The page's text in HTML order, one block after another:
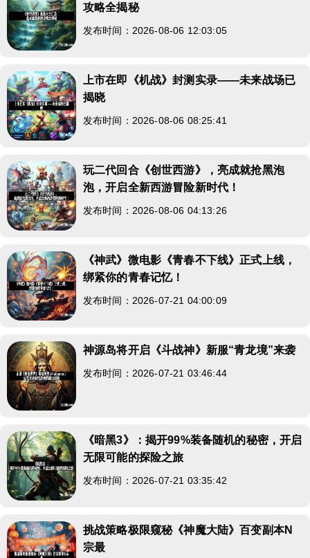
攻略全揭秘
发布时间：2026-08-06 12:03:05
上市在即《机战》封测实录——未来战场已
揭晓
发布时间：2026-08-06 08:25:41
玩二代回合《创世西游》，亮成就抢黑泡
泡，开启全新西游冒险新时代！
发布时间：2026-08-06 04:13:26
《神武》微电影《青春不下线》正式上线，
绑紧你的青春记忆！
发布时间：2026-07-21 04:00:09
神源岛将开启《斗战神》新服“青龙境”来袭
发布时间：2026-07-21 03:46:44
《暗黑3》：揭开99%装备随机的秘密，开启
无限可能的探险之旅
发布时间：2026-07-21 03:35:42
挑战策略极限窥秘《神魔大陆》百变副本N
宗最